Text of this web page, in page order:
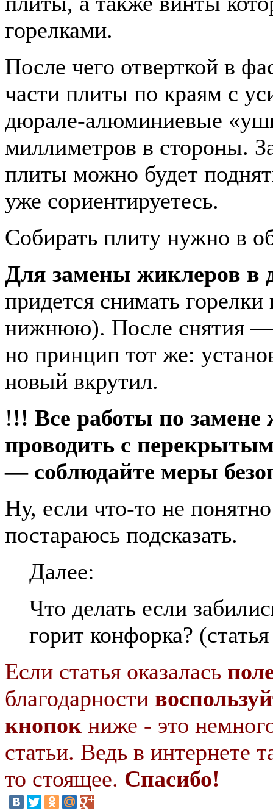
горелками.
После чего отверткой в
части плиты по краям с
дюрале-алюминиевые
миллиметров в стороны.
плиты можно будет
уже сориентируетесь.
Собирать плиту нужно в
Для замены жиклеров в
придется снимать
нижнюю). После снятия —
но принцип тот же:
новый вкрутил.
!!! Все работы по
проводить с
— соблюдайте меры
Ну, если что-то не
постараюсь подсказать.
Далее:
Что делать если
горит конфорка?
Если статья оказалась
благодарности
кнопок ниже - это
статьи. Ведь в интернете
то стоящее. Спасибо!